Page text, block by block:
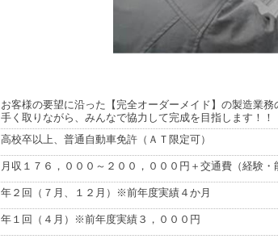
お客様の要望に沿った【完全オーダーメイド】の製造業
手く取りながら、みんなで協力して完成を目指します！！
高校卒以上、普通自動車免許（ＡＴ限定可）
月収１７６，０００～２００，０００円＋交通費（経験・
年２回（７月、１２月）※前年度実績４か月
年１回（４月）※前年度実績３，０００円